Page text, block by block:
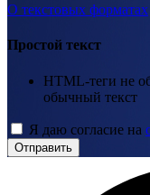
О текстовых форматах
Простой текст
HTML-теги не
обычный текст
Я даю согласие на
Отправить